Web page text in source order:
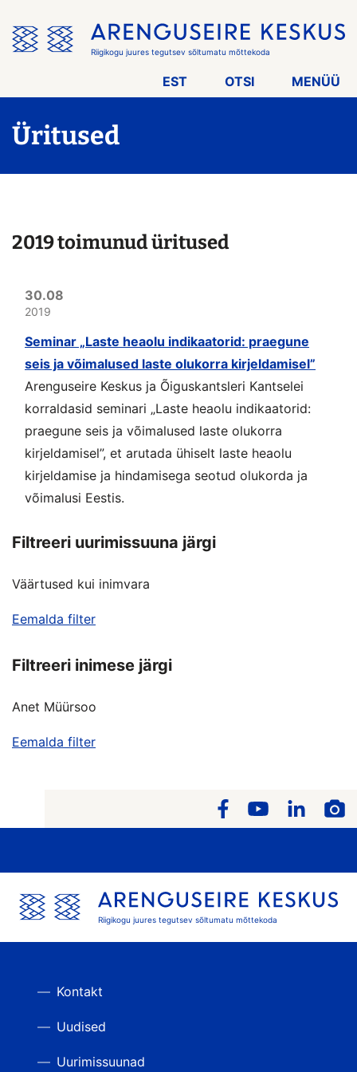
menüü
vahele
Riigikogu juures tegutsev sõltumatu mõttekoda
EST OTSI MENÜÜ
Üritused
2019 toimunud üritused
30.08
2019
Seminar „Laste heaolu indikaatorid: praegune
seis ja võimalused laste olukorra kirjeldamisel”
Arenguseire Keskus ja Õiguskantsleri Kantselei
korraldasid seminari „Laste heaolu indikaatorid:
praegune seis ja võimalused laste olukorra
kirjeldamisel”, et arutada ühiselt laste heaolu
kirjeldamise ja hindamisega seotud olukorda ja
võimalusi Eestis.
Filtreeri uurimissuuna järgi
Väärtused kui inimvara
Eemalda filter
Filtreeri inimese järgi
Anet Müürsoo
Eemalda filter
Riigikogu juures tegutsev sõltumatu mõttekoda
Kontakt
Uudised
Uurimissuunad